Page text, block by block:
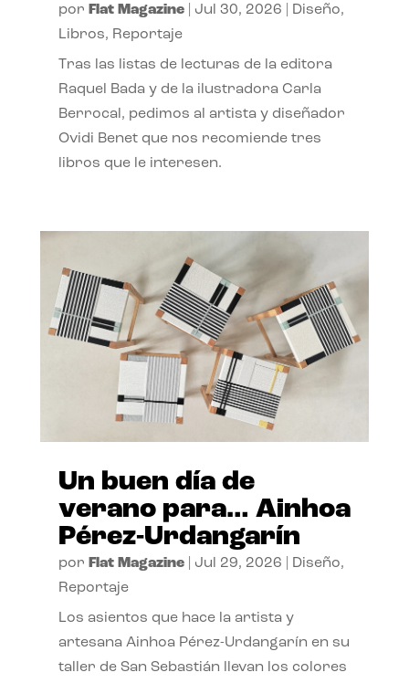
por Flat Magazine| Jul 30, 2026 Diseño,
Libros, Reportaje
Tras las listas de lecturas de la editora
Raquel Bada y de la ilustradora Carla
Berrocal, pedimos al artista y diseñador
Ovidi Benet que nos recomiende tres
libros que le interesen.
Un buen día de
verano para… Ainhoa
Pérez-Urdangarín
por Flat Magazine| Jul 29, 2026 Diseño,
Reportaje
Los asientos que hace la artista y
artesana Ainhoa Pérez-Urdangarín en su
taller de San Sebastián llevan los colores